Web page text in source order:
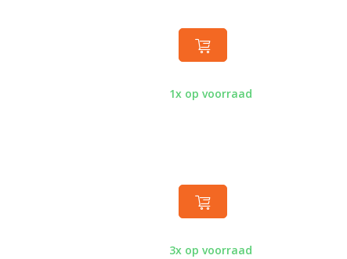
1x op voorraad
3x op voorraad